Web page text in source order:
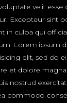
velit esse
Excepteur sint
in culpa qui
Lorem ipsum
elit, sed do
et dolore
nostrud
commodo